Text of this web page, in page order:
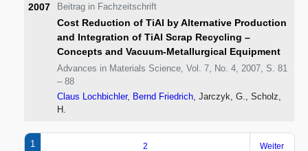
2007 Beitrag in Fachzeitschrift
Cost Reduction of TiAl by Alternative Production
and Integration of TiAl Scrap Recycling –
Concepts and Vacuum-Metallurgical Equipment
Advances in Materials Science, Vol. 7, No. 4, 2007, S. 81
– 88
Claus Lochbichler, Bernd Friedrich , Jarczyk, G., Scholz,
H.
1 2 Weiter